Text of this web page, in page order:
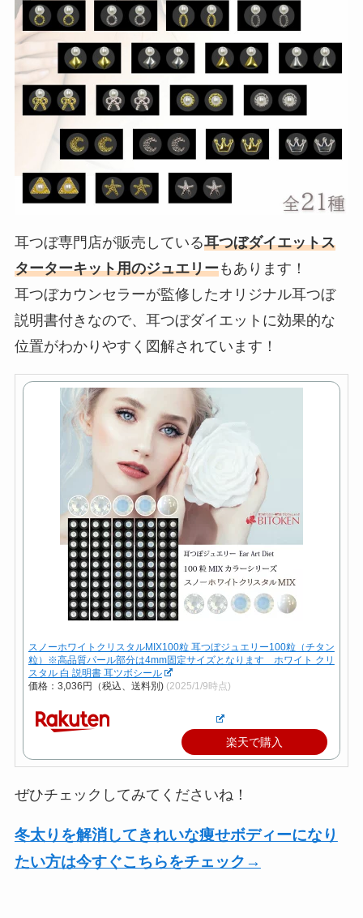
耳つぼ専門店が販売している耳つぼダイエットス
ターターキット用のジュエリーもあります！
耳つぼカウンセラーが監修したオリジナル耳つぼ
説明書付きなので、耳つぼダイエットに効果的な
位置がわかりやすく図解されています！
スノーホワイトクリスタルMIX100粒 耳つぼジュエリー100粒（チタン
粒）※高品質パール部分は4mm固定サイズとなります ホワイト クリ
スタル 白 説明書 耳ツボシール
価格：3,036円（税込、送料別) (2025/1/9時点)
楽天で購入
ぜひチェックしてみてくださいね！
冬太りを解消してきれいな痩せボディーになり
たい方は今すぐこちらをチェック→